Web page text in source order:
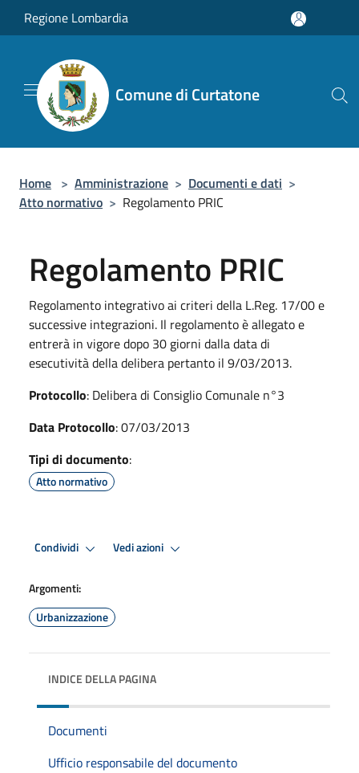
Salta al contenuto principale
Regione Lombardia
Comune di Curtatone
Home > Amministrazione > Documenti e dati >
Atto normativo > Regolamento PRIC
Regolamento PRIC
Regolamento integrativo ai criteri della L.Reg. 17/00 e
successive integrazioni. Il regolamento è allegato e
entrerà in vigore dopo 30 giorni dalla data di
esecutività della delibera pertanto il 9/03/2013.
Protocollo: Delibera di Consiglio Comunale n°3
Data Protocollo: 07/03/2013
Tipi di documento:
Atto normativo
Condividi Vedi azioni
Argomenti:
Urbanizzazione
INDICE DELLA PAGINA
Documenti
Ufficio responsabile del documento